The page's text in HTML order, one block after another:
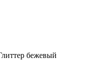
бежевый